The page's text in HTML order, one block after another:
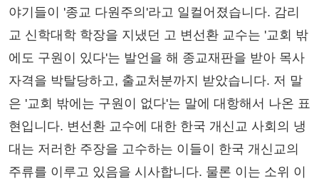
야기들이 '종교 다원주의'라고 일컬어졌습니다. 감리
교 신학대학 학장을 지냈던 고 변선환 교수는 '교회 밖
에도 구원이 있다'는 발언을 해 종교재판을 받아 목사
자격을 박탈당하고, 출교처분까지 받았습니다. 저 말
은 '교회 밖에는 구원이 없다'는 말에 대항해서 나온 표
현입니다. 변선환 교수에 대한 한국 개신교 사회의 냉
대는 저러한 주장을 고수하는 이들이 한국 개신교의
주류를 이루고 있음을 시사합니다. 물론 이는 소위 이